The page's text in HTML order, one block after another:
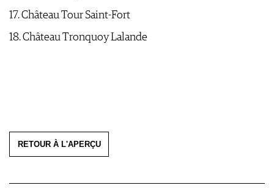
17. Château Tour Saint-Fort
18. Château Tronquoy Lalande
RETOUR À L'APERÇU